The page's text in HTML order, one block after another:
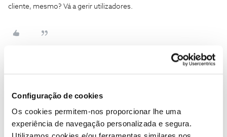
Configuração de cookies
Os cookies permitem-nos proporcionar lhe uma
experiência de navegação personalizada e segura.
cliente, mesmo? Vá a gerir utilizadores.
Na área de clientes serve só para acesso a área de clientes e o que